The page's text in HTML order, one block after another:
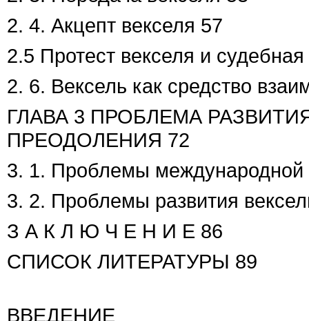
2. 4. Акцепт векселя 57
2.5 Протест векселя и
2. 6. Вексель как средство
ГЛАВА 3 ПРОБЛЕМА
ПРЕОДОЛЕНИЯ 72
3. 1. Проблемы международной
3. 2. Проблемы развития
З А К Л Ю Ч Е Н И Е 86
СПИСОК ЛИТЕРАТУРЫ 89
ВВЕДЕНИЕ